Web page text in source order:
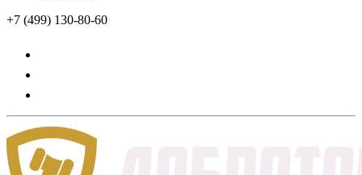
+7 (499) 130-80-60